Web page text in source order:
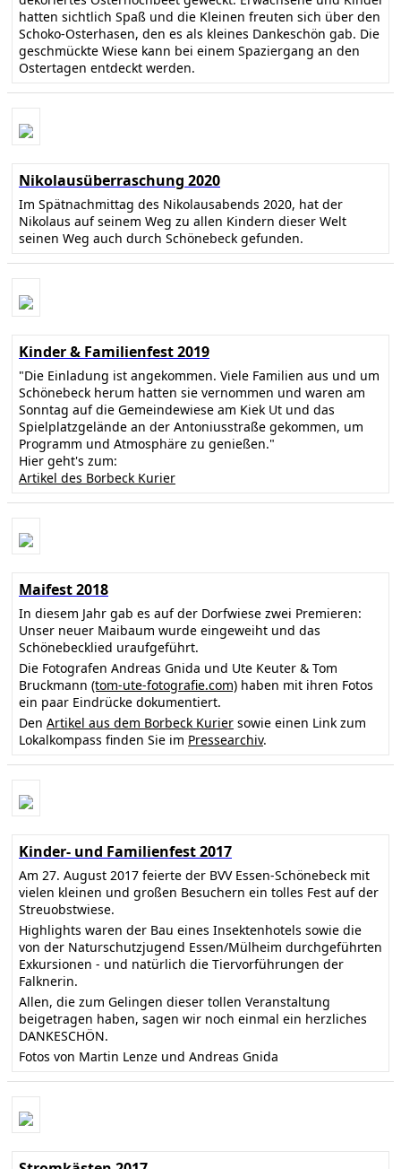
hatten sichtlich Spaß und die Kleinen freuten sich über den
Schoko-Osterhasen, den es als kleines Dankeschön gab. Die
geschmückte Wiese kann bei einem Spaziergang an den
Ostertagen entdeckt werden.
Nikolausüberraschung 2020
Im Spätnachmittag des Nikolausabends 2020, hat der
Nikolaus auf seinem Weg zu allen Kindern dieser Welt
seinen Weg auch durch Schönebeck gefunden.
Kinder & Familienfest 2019
"Die Einladung ist angekommen. Viele Familien aus und um
Schönebeck herum hatten sie vernommen und waren am
Sonntag auf die Gemeindewiese am Kiek Ut und das
Spielplatzgelände an der Antoniusstraße gekommen, um
Programm und Atmosphäre zu genießen."
Hier geht's zum:
Artikel des Borbeck Kurier
Maifest 2018
In diesem Jahr gab es auf der Dorfwiese zwei Premieren:
Unser neuer Maibaum wurde eingeweiht und das
Schönebecklied uraufgeführt.
Die Fotografen Andreas Gnida und Ute Keuter & Tom
Bruckmann (tom-ute-fotografie.com) haben mit ihren Fotos
ein paar Eindrücke dokumentiert.
Den Artikel aus dem Borbeck Kurier sowie einen Link zum
Lokalkompass finden Sie im Pressearchiv.
Kinder- und Familienfest 2017
Am 27. August 2017 feierte der BVV Essen-Schönebeck mit
vielen kleinen und großen Besuchern ein tolles Fest auf der
Streuobstwiese.
Highlights waren der Bau eines Insektenhotels sowie die
von der Naturschutzjugend Essen/Mülheim durchgeführten
Exkursionen - und natürlich die Tiervorführungen der
Falknerin.
Allen, die zum Gelingen dieser tollen Veranstaltung
beigetragen haben, sagen wir noch einmal ein herzliches
DANKESCHÖN.
Fotos von Martin Lenze und Andreas Gnida